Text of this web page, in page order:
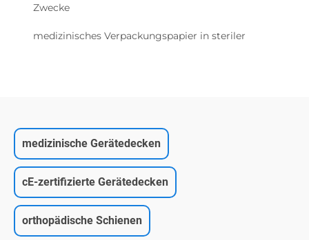
Zwecke
medizinisches Verpackungspapier in steriler
medizinische Gerätedecken
cE-zertifizierte Gerätedecken
orthopädische Schienen